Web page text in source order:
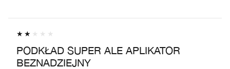
PODKŁAD SUPER ALE APLIKATOR
BEZNADZIEJNY